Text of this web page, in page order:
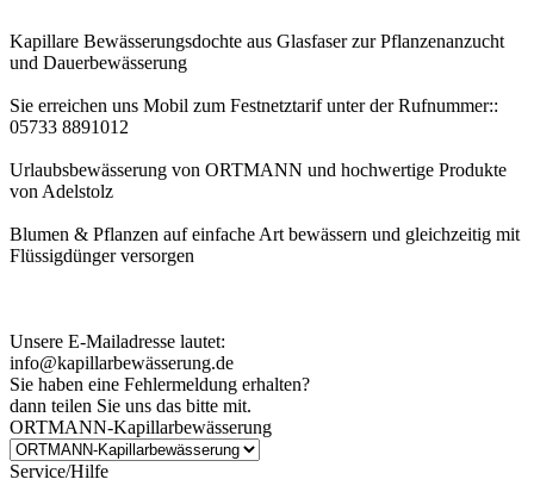
Kapillare Bewässerungsdochte aus Glasfaser zur Pflanzenanzucht
und Dauerbewässerung
Sie erreichen uns Mobil zum Festnetztarif unter der Rufnummer::
05733 8891012
Urlaubsbewässerung von ORTMANN und hochwertige Produkte
von Adelstolz
Blumen & Pflanzen auf einfache Art bewässern und gleichzeitig mit
Flüssigdünger versorgen
Unsere E-Mailadresse lautet:
info@kapillarbewässerung.de
Sie haben eine Fehlermeldung erhalten?
dann teilen Sie uns das bitte mit.
ORTMANN-Kapillarbewässerung
Service/Hilfe